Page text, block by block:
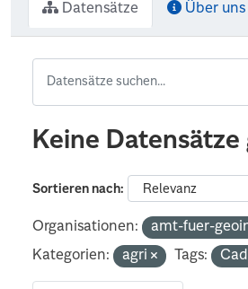
Datensätze Über uns
Keine Datensätze
Sortieren nach
Organisationen:
amt-fuer-
Kategorien:
agri Tags: